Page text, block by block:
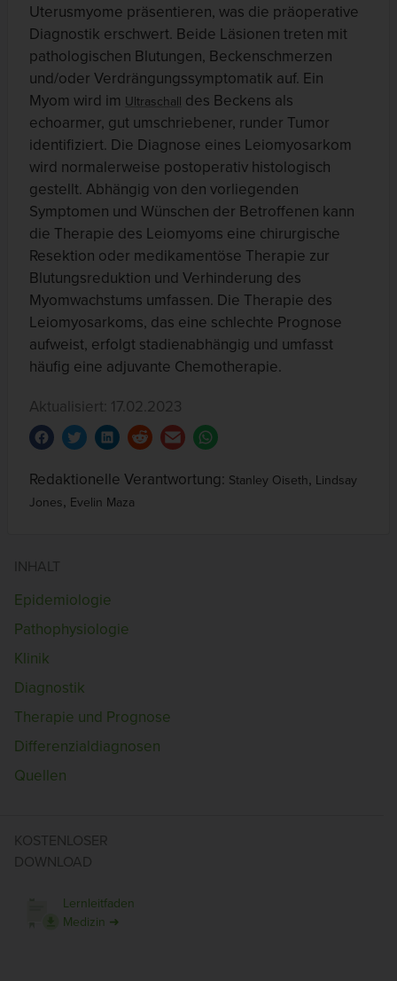
Uterusmyome präsentieren, was die präoperative
Diagnostik erschwert. Beide Läsionen treten mit
pathologischen Blutungen, Beckenschmerzen
und/oder Verdrängungssymptomatik auf. Ein
Myom wird im Ultraschall des Beckens als
echoarmer, gut umschriebener, runder Tumor
identifiziert. Die Diagnose eines Leiomyosarkom
wird normalerweise postoperativ histologisch
gestellt. Abhängig von den vorliegenden
Symptomen und Wünschen der Betroffenen kann
die Therapie des Leiomyoms eine chirurgische
Resektion oder medikamentöse Therapie zur
Blutungsreduktion und Verhinderung des
Myomwachstums umfassen. Die Therapie des
Leiomyosarkoms, das eine schlechte Prognose
aufweist, erfolgt stadienabhängig und umfasst
häufig eine adjuvante Chemotherapie.
Aktualisiert: 17.02.2023
Redaktionelle Verantwortung: Stanley Oiseth, Lindsay
Jones, Evelin Maza
INHALT
Epidemiologie
Pathophysiologie
Klinik
Diagnostik
Therapie und Prognose
Differenzialdiagnosen
Quellen
KOSTENLOSER
DOWNLOAD
Lernleitfaden
Medizin ➜